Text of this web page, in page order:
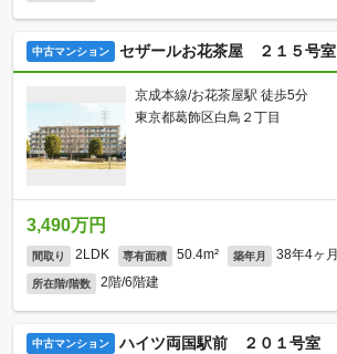
中古マンション セザールお花茶屋 ２１５号室
京成本線/お花茶屋駅 徒歩5分
東京都葛飾区白鳥２丁目
3,490万円
間取り 2LDK 専有面積 50.4m² 築年月 38年4ヶ月
所在階/階数 2階/6階建
中古マンション ハイツ両国駅前 ２０１号室